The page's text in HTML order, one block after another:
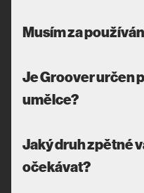
Musím za
Je Groover určen
umělce?
Jaký druh zpětné
očekávat?